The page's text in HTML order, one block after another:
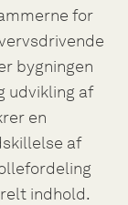
for
bygningen
udvikling af
en
af
indhold.